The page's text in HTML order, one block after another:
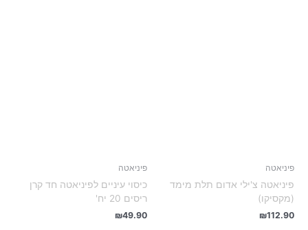
פיניאטה
פיניאטה צ'ילי אדום תלת מימד
(מקסיקו)
₪112.90
פיניאטה
כיסוי עיניים לפיניאטה חד קרן
ריסים 20 יח'
₪49.90